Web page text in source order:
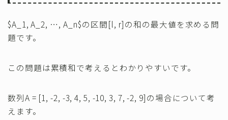
$A_1, A_2, …, A_n$の区間[l, r]の和の最大値を求める問
題です。
この問題は累積和で考えるとわかりやすいです。
数列A = [1, -2, -3, 4, 5, -10, 3, 7, -2, 9]の場合について考
えます。